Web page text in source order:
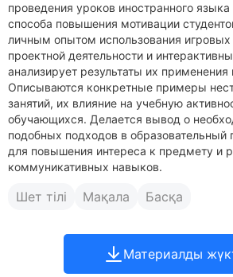
проведения уроков иностранного
способа повышения мотивации
личным опытом использования игровых
проектной деятельности и
анализирует результаты их применения
Описываются конкретные примеры
занятий, их влияние на учебную
обучающихся. Делается вывод о
подобных подходов в образовательный
для повышения интереса к предмету и
коммуникативных навыков.
Шет тілі Мақала Басқа
Материалды